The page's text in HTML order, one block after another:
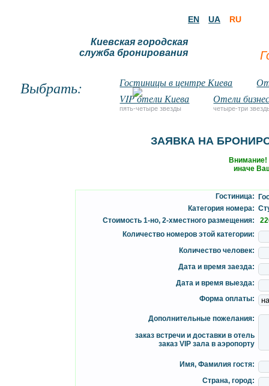
Киевская городская
служба бронирования
EN UA RU
Выбрать: Гостиницы в центре Киева
VIP отели Киева
пять-четыре звезды
Отели
четыре-три
ЗАЯВКА НА
иначе
Гостиница:
Категория номера:
Стоимость 1-но, 2-хместного размещения:
Количество номеров этой категории:
Количество человек:
Дата и время заезда:
Дата и время выезда:
Форма оплаты:
Дополнительные пожелания:
заказ встречи и доставки в отель
заказ VIP зала в аэропорту
Имя, Фамилия гостя:
Страна, город: